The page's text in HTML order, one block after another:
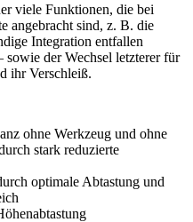
viele Funktionen, die bei
angebracht sind, z. B. die
Integration entfallen
der Wechsel letzterer für
ihr Verschleiß.
ohne Werkzeug und ohne
stark reduzierte
optimale Abtastung und